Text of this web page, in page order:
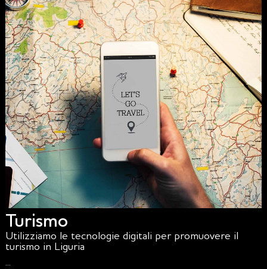
Turismo
Utilizziamo le tecnologie digitali per promuovere il
turismo in Liguria
...